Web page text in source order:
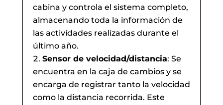
cabina y controla el sistema completo,
almacenando toda la información de
las actividades realizadas durante el
último año.
Sensor de velocidad/distancia: Se
encuentra en la caja de cambios y se
encarga de registrar tanto la velocidad
como la distancia recorrida. Este